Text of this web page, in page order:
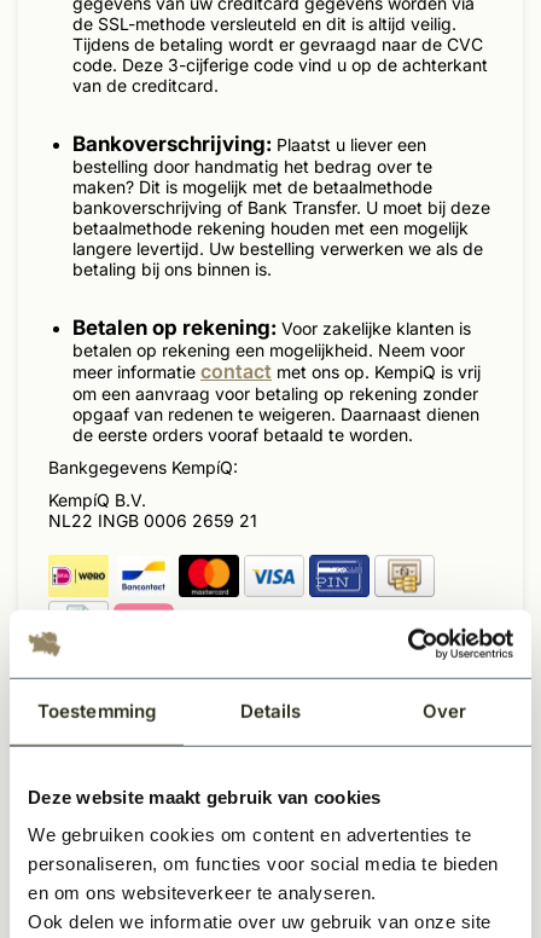
Toestemming Details Over
Deze website maakt gebruik van cookies
We gebruiken cookies om content en advertenties te
personaliseren, om functies voor social media te bieden
en om ons websiteverkeer te analyseren.
Ook delen we informatie over uw gebruik van onze site
Contact
Verzenden
Retourneren
de SSL-methode versleuteld en dit is altijd veilig.
Tijdens de betaling wordt er gevraagd naar de CVC
code. Deze 3-cijferige code vind u op de achterkant
van de creditcard.
Bankoverschrijving: Plaatst u liever een
bestelling door handmatig het bedrag over te
maken? Dit is mogelijk met de betaalmethode
bankoverschrijving of Bank Transfer. U moet bij deze
betaalmethode rekening houden met een mogelijk
langere levertijd. Uw bestelling verwerken we als de
betaling bij ons binnen is.
Betalen op rekening: Voor zakelijke klanten is
betalen op rekening een mogelijkheid. Neem voor
meer informatie contact met ons op. KempiQ is vrij
om een aanvraag voor betaling op rekening zonder
opgaaf van redenen te weigeren. Daarnaast dienen
de eerste orders vooraf betaald te worden.
Bankgegevens KempíQ:
KempíQ B.V.
NL22 INGB 0006 2659 21